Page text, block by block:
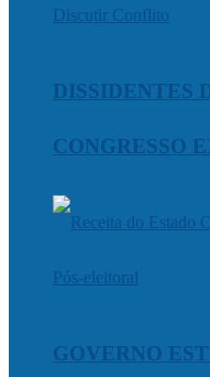
DISSIDENTES
CONGRESSO
GOVERNO